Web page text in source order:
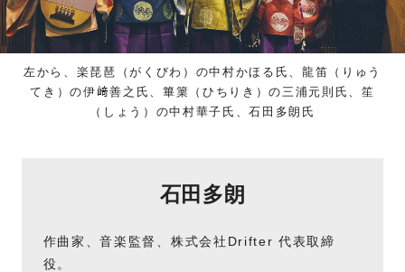
左から、楽琵琶（がくびわ）の中村かほる氏、龍笛（りゅう
てき）の伊﨑善之氏、篳篥（ひちりき）の三浦元則氏、笙
（しょう）の中村華子氏、石田多朗氏
石田多朗
作曲家、音楽監督、株式会社Drifter 代表取締
役。